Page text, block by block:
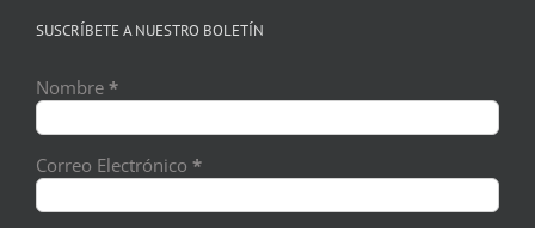
SUSCRÍBETE A NUESTRO BOLETÍN
Nombre *
Correo Electrónico *